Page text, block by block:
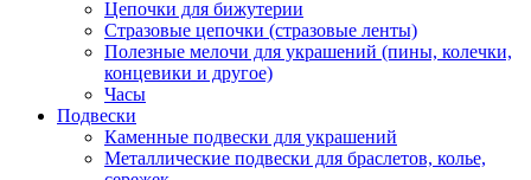
Цепочки для бижутерии
Стразовые цепочки (стразовые ленты)
Полезные мелочи для украшений (пины, колечки,
концевики и другое)
Часы
Подвески
Каменные подвески для украшений
Металлические подвески для браслетов, колье,